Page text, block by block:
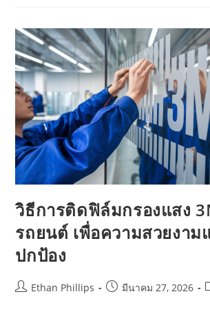
อาคาร:
ประหยัด
พลังงาน
ปกป้อง
ทรัพย์สิน
และ
เพิ่ม
ความ
ปลอดภัย
วิธีการติดฟิล์มกรองแสง
รถยนต์ เพื่อความสวยงาม
ปกป้อง
PostEthan Phillips
Postมีนาคม 27, 2026